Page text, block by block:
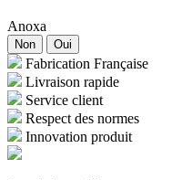
Anoxa
Non Oui
Fabrication Française
Livraison rapide
Service client
Respect des normes
Innovation produit